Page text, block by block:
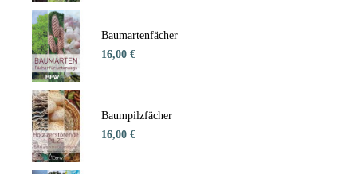
Baumartenfächer
16,00 €
Baumpilzfächer
16,00 €